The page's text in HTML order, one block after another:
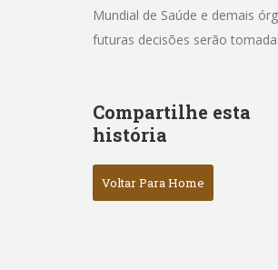
Mundial de Saúde e demais
futuras decisões serão
Compartilhe esta
história
Voltar Para Home